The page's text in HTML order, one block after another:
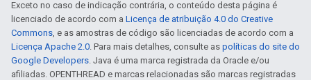
Exceto no caso de indicação contrária, o conteúdo desta página é
licenciado de acordo com a Licença de atribuição 4.0 do Creative
Commons, e as amostras de código são licenciadas de acordo com a
Licença Apache 2.0. Para mais detalhes, consulte as políticas do site do
Google Developers. Java é uma marca registrada da Oracle e/ou
afiliadas. OPENTHREAD e marcas relacionadas são marcas registradas